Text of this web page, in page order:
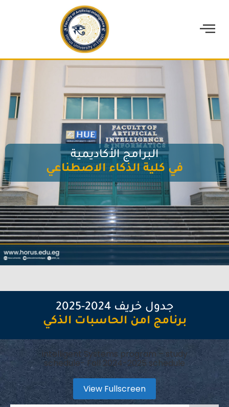
البرامج الأكاديمية
في كلية الذكاء الاصطناعي
جدول خريف 2024-2025
برنامج امن الحاسبات الذكي
intelligent Systems program – study
schedule- Fall 2024-2025 schedule
View Fullscreen